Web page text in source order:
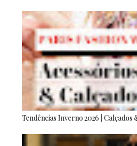
Tendências Inverno 2026 | Calçados